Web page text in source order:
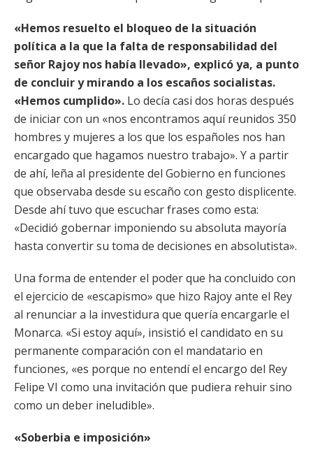
«Hemos resuelto el bloqueo de la situación
política a la que la falta de responsabilidad del
señor Rajoy nos había llevado», explicó ya, a punto
de concluir y mirando a los escaños socialistas.
«Hemos cumplido». Lo decía casi dos horas después
de iniciar con un «nos encontramos aquí reunidos 350
hombres y mujeres a los que los españoles nos han
encargado que hagamos nuestro trabajo». Y a partir
de ahí, leña al presidente del Gobierno en funciones
que observaba desde su escaño con gesto displicente.
Desde ahí tuvo que escuchar frases como esta:
«Decidió gobernar imponiendo su absoluta mayoría
hasta convertir su toma de decisiones en absolutista».
Una forma de entender el poder que ha concluido con
el ejercicio de «escapismo» que hizo Rajoy ante el Rey
al renunciar a la investidura que quería encargarle el
Monarca. «Si estoy aquí», insistió el candidato en su
permanente comparación con el mandatario en
funciones, «es porque no entendí el encargo del Rey
Felipe VI como una invitación que pudiera rehuir sino
como un deber ineludible».
«Soberbia e imposición»